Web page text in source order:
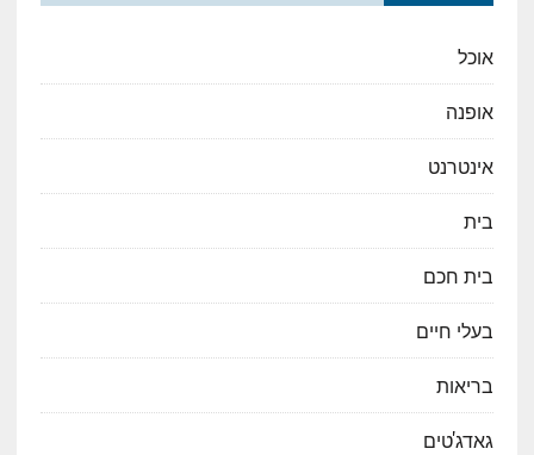
אוכל
אופנה
אינטרנט
בית
בית חכם
בעלי חיים
בריאות
גאדג'טים